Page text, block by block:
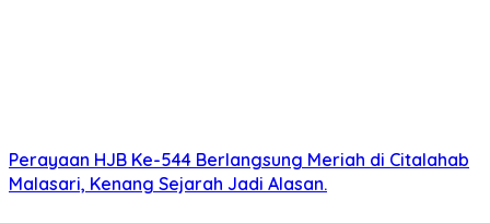
Perayaan HJB Ke-544 Berlangsung Meriah di Citalahab
Malasari, Kenang Sejarah Jadi Alasan.